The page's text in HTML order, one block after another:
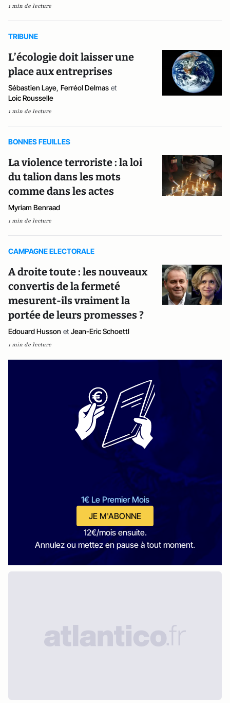
1 min de lecture
TRIBUNE
L’écologie doit laisser une
place aux entreprises
Sébastien Laye, Ferréol Delmas et
Loic Rousselle
1 min de lecture
BONNES FEUILLES
La violence terroriste : la loi
du talion dans les mots
comme dans les actes
Myriam Benraad
1 min de lecture
CAMPAGNE ELECTORALE
A droite toute : les nouveaux
convertis de la fermeté
mesurent-ils vraiment la
portée de leurs promesses ?
Edouard Husson et Jean-Eric Schoettl
1 min de lecture
1€ Le Premier Mois
JE M'ABONNE
12€/mois ensuite.
Annulez ou mettez en pause à tout moment.